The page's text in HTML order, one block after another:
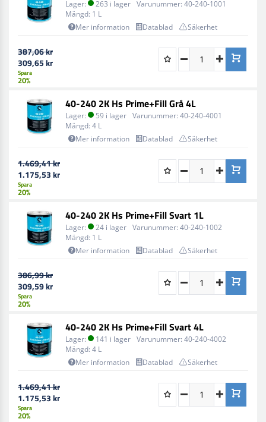
Lager: 263 i lager Varunummer: 40-240-1001
Mängd: 1 L
Mer information
Datablad Säkerhet
387,06 kr
309,65 kr
Spara
20%
40-240 2K Hs Prime+Fill Grå 4L
Lager: 59 i lager Varunummer: 40-240-4001
Mängd: 4 L
Mer information
Datablad Säkerhet
1.469,41 kr
1.175,53 kr
Spara
20%
40-240 2K Hs Prime+Fill Svart 1L
Lager: 24 i lager Varunummer: 40-240-1002
Mängd: 1 L
Mer information
Datablad Säkerhet
386,99 kr
309,59 kr
Spara
20%
40-240 2K Hs Prime+Fill Svart 4L
Lager: 141 i lager Varunummer: 40-240-4002
Mängd: 4 L
Mer information
Datablad Säkerhet
1.469,41 kr
1.175,53 kr
Spara
20%